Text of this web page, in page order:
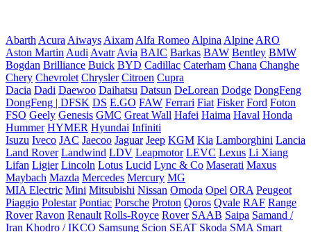
Abarth Acura Aiways Aixam Alfa Romeo Alpina Alpine ARO
Aston Martin Audi Avatr Avia BAIC Barkas BAW Bentley BMW
Bogdan Brilliance Buick BYD Cadillac Caterham Chana Changhe
Chery Chevrolet Chrysler Citroen Cupra
Dacia Dadi Daewoo Daihatsu Datsun DeLorean Dodge DongFeng
DongFeng | DFSK DS E.GO FAW Ferrari Fiat Fisker Ford Foton
FSO Geely Genesis GMC Great Wall Hafei Haima Haval Honda
Hummer HYMER Hyundai Infiniti
Isuzu Iveco JAC Jaecoo Jaguar Jeep KGM Kia Lamborghini Lancia
Land Rover Landwind LDV Leapmotor LEVC Lexus Li Xiang
Lifan Ligier Lincoln Lotus Lucid Lync & Co Maserati Maxus
Maybach Mazda Mercedes Mercury MG
MIA Electric Mini Mitsubishi Nissan Omoda Opel ORA Peugeot
Piaggio Polestar Pontiac Porsche Proton Qoros Qvale RAF Range
Rover Ravon Renault Rolls-Royce Rover SAAB Saipa Samand /
Iran Khodro / IKCO Samsung Scion SEAT Skoda SMA Smart